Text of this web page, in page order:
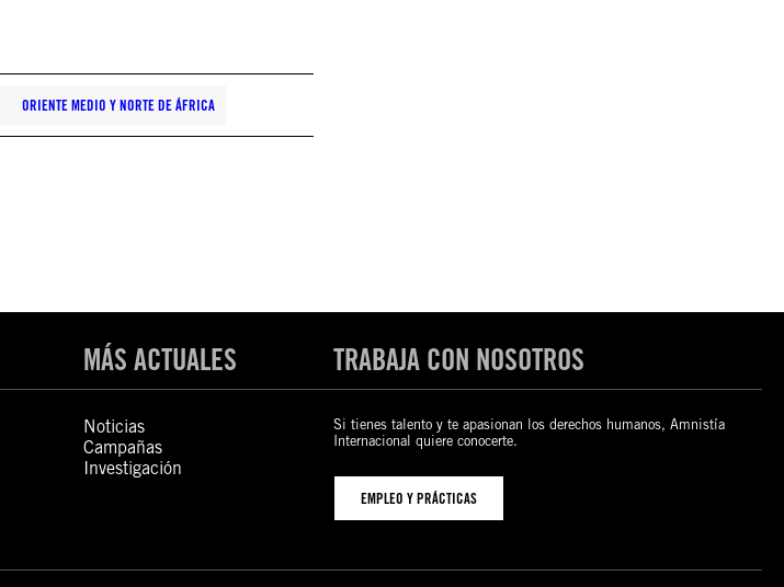
ORIENTE MEDIO Y NORTE DE ÁFRICA
MÁS ACTUALES
Noticias
Campañas
Investigación
TRABAJA CON NOSOTROS
Si tienes talento y te apasionan los derechos humanos, Amnistía
Internacional quiere conocerte.
EMPLEO Y PRÁCTICAS